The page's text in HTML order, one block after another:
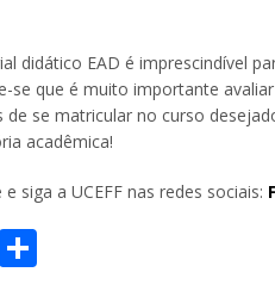
didático EAD é imprescindível
se que é muito importante
de se matricular no curso
acadêmica!
siga a UCEFF nas redes sociais:
Email